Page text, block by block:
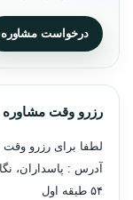
درخواست مشاوره
رزرو وقت مشاوره
لطفا برای رزرو
آدرس : پاسداران،
۵۴ طبقه اول